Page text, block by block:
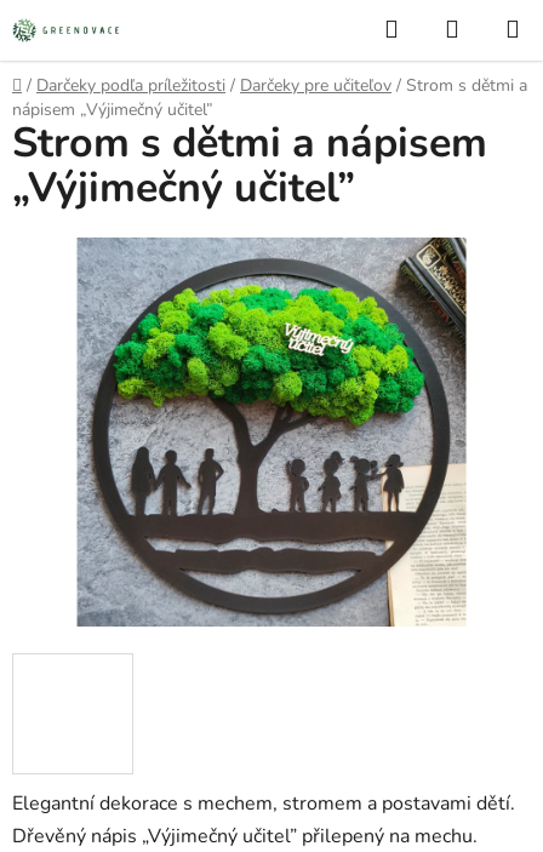
Prejsť
na
obsah
Hľadať
KOŠÍK
Domov
/ Darčeky podľa príležitosti / Darčeky pre učiteľov / Strom s dětmi a
nápisem „Výjimečný učitel”
Elegantní dekorace s mechem, stromem a postavami dětí.
Dřevěný nápis „Výjimečný učitel” přilepený na mechu.
Strom s dětmi a nápisem
„Výjimečný učitel”